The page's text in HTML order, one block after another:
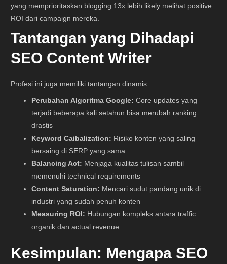
yang memprioritaskan blogging 13x lebih likely melihat positive
ROI dari campaign mereka.
Tantangan yang Dihadapi
SEO Content Writer
Profesi ini juga memiliki tantangan dinamis:
Perubahan Algoritma Google: Core updates yang
terjadi beberapa kali setahun bisa merubah ranking
drastis
Keyword Caibalization: Risiko konten yang saling
bersaing di SERP yang sama
Balancing Act: Menjaga kualitas tulisan sambil
memenuhi technical requirements
Content Saturation: Mencari sudut pandang unik di
industri yang sudah penuh konten
Measuring ROI: Hubungan kompleks antara traffic
organik dan actual revenue
Kesimpulan: Mengapa SEO